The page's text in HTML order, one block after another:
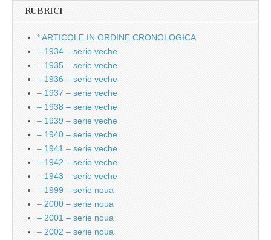
RUBRICI
* ARTICOLE IN ORDINE CRONOLOGICA
– 1934 – serie veche
– 1935 – serie veche
– 1936 – serie veche
– 1937 – serie veche
– 1938 – serie veche
– 1939 – serie veche
– 1940 – serie veche
– 1941 – serie veche
– 1942 – serie veche
– 1943 – serie veche
– 1999 – serie noua
– 2000 – serie noua
– 2001 – serie noua
– 2002 – serie noua